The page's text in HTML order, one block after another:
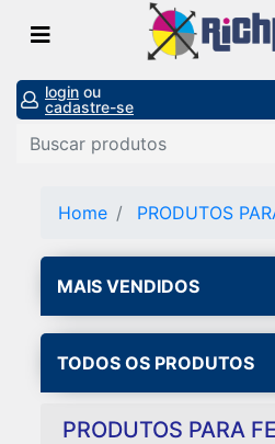
login ou
cadastre-se
Home PRODUTOS
MAIS VENDIDOS
TODOS OS PRODUTOS
PRODUTOS PARA